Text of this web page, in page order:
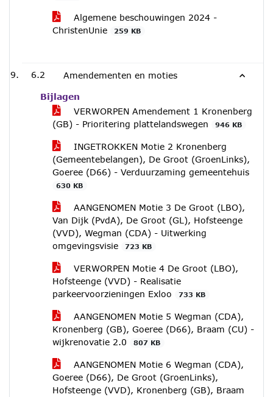
Algemene beschouwingen 2024 -
ChristenUnie
259 KB
6.2 Amendementen en moties
Bijlagen
VERWORPEN Amendement 1 Kronenberg
(GB) - Prioritering plattelandswegen
946 KB
INGETROKKEN Motie 2 Kronenberg
(Gemeentebelangen), De Groot (GroenLinks),
Goeree (D66) - Verduurzaming gemeentehuis
630 KB
AANGENOMEN Motie 3 De Groot (LBO),
Van Dijk (PvdA), De Groot (GL), Hofsteenge
(VVD), Wegman (CDA) - Uitwerking
omgevingsvisie
723 KB
VERWORPEN Motie 4 De Groot (LBO),
Hofsteenge (VVD) - Realisatie
parkeervoorzieningen Exloo
733 KB
AANGENOMEN Motie 5 Wegman (CDA),
Kronenberg (GB), Goeree (D66), Braam (CU) -
wijkrenovatie 2.0
807 KB
AANGENOMEN Motie 6 Wegman (CDA),
Goeree (D66), De Groot (GroenLinks),
Hofsteenge (VVD), Kronenberg (GB), Braam